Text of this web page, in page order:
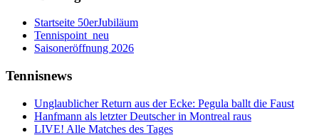
Startseite 50erJubiläum
Tennispoint_neu
Saisoneröffnung 2026
Tennisnews
Unglaublicher Return aus der Ecke: Pegula ballt die Faust
Hanfmann als letzter Deutscher in Montreal raus
LIVE! Alle Matches des Tages